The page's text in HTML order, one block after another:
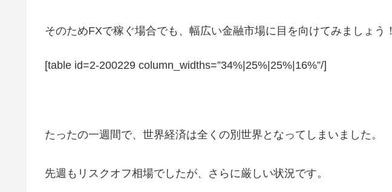
そのためFXで稼ぐ場合でも、幅広い金融市場に目を向けてみましょう！
[table id=2-200229 column_widths=”34%|25%|25%|16%”/]
たったの一週間で、世界経済は全くの別世界となってしまいました。
先週もリスクオフ相場でしたが、さらに厳しい状況です。